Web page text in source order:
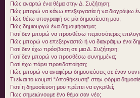
Πώς αναρτώ ένα θέμα στην Δ. Συζήτηση;
Πώς μπορώ να κάνω επεξεργασία ή να διαγράψω
Πώς θέτω υπογραφή σε μία δημοσίευση μου;
Πώς δημιουργώ ένα δημοψήφισμα;
Γιατί δεν μπορώ να προσθέσω περισσότερες
Πώς μπορώ να επεξεργαστώ ή να διαγράψω ένα
Γιατί δεν έχω πρόσβαση σε μια Δ. Συζήτηση;
Γιατί δεν μπορώ να προσθέσω συνημμένα;
Γιατί έχω πάρει προειδοποίηση;
Πώς μπορώ να αναφέρω δημοσιεύσεις σε έναν
Τι είναι το κουμπί “Αποθήκευση” στην φόρμα
Γιατί η δημοσίευση μου πρέπει να εγκριθεί;
Πως σημειώνουμε ένα θέμα σαν νέο;